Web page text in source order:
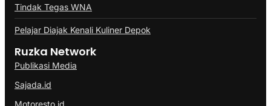
Tindak Tegas WNA
Pelajar Diajak Kenali Kuliner Depok
Ruzka Network
Publikasi Media
Sajada.id
Motoresto.id